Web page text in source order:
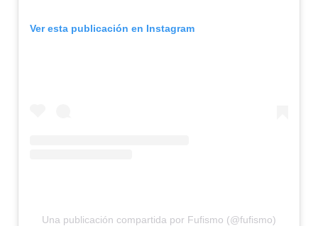
Ver esta publicación en Instagram
Una publicación compartida por Fufismo (@fufismo)